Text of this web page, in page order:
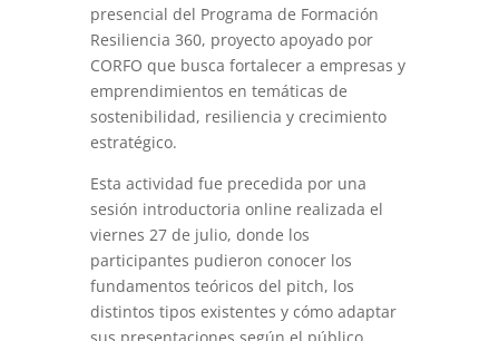
presencial del Programa de Formación
Resiliencia 360, proyecto apoyado por
CORFO que busca fortalecer a empresas y
emprendimientos en temáticas de
sostenibilidad, resiliencia y crecimiento
estratégico.
Esta actividad fue precedida por una
sesión introductoria online realizada el
viernes 27 de julio, donde los
participantes pudieron conocer los
fundamentos teóricos del pitch, los
distintos tipos existentes y cómo adaptar
sus presentaciones según el público